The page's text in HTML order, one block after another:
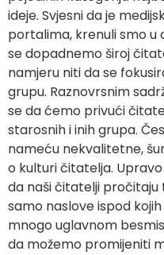
ideje. Svjesni da je
portalima, krenuli smo
se dopadnemo široj
namjeru niti da se
grupu. Raznovrsnim
se da ćemo privući
starosnih i inih grupa.
nameću nekvalitetne,
o kulturi čitatelja.
da naši čitatelji pročitaju
samo naslove ispod
mnogo uglavnom
da možemo promijeniti